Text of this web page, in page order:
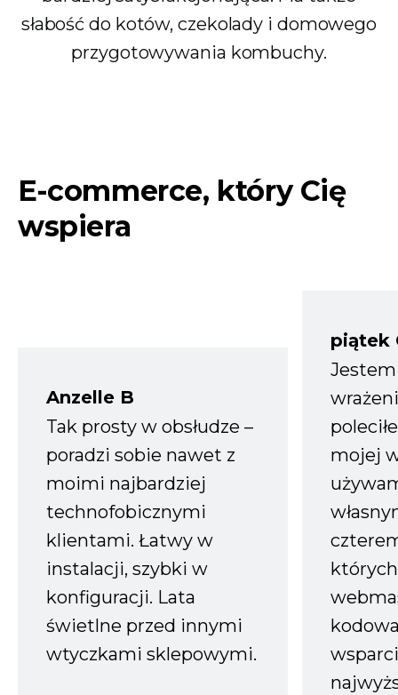
słabość do kotów, czekolady i domowego
przygotowywania kombuchy.
E-commerce, który Cię
wspiera
Anzelle B
Tak prosty w obsłudze –
poradzi sobie nawet z
moimi najbardziej
technofobicznymi
klientami. Łatwy w
instalacji, szybki w
konfiguracji. Lata
świetlne przed innymi
wtyczkami sklepowymi.
piątek
mojej